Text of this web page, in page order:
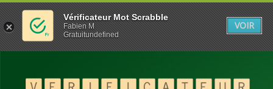
Vérificateur Mot Scrabble
Fabien M
Gratuitundefined
VOIR